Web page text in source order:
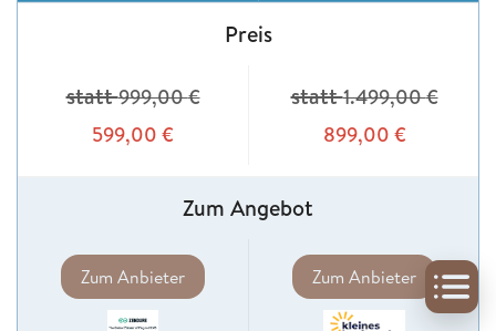
Preis
statt999,00€
599,00 €
statt1.499,00€
899,00 €
Zum Angebot
Zum Anbieter Zum Anbieter